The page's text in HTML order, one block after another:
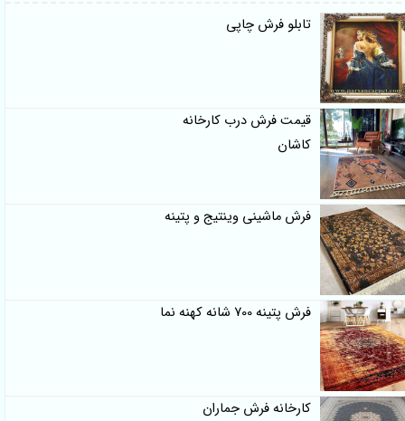
تابلو فرش چاپی
قیمت فرش درب کارخانه
کاشان
فرش ماشینی وینتیج و پتینه
فرش پتینه 700 شانه کهنه نما
کارخانه فرش جماران